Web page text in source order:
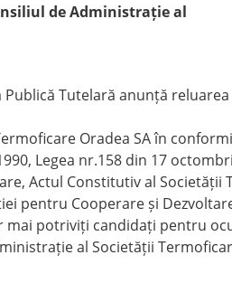
de Administrație al
Tutelară anunță
Oradea SA în
Legea nr.158 din 17
Actul Constitutiv al Societății
pentru Cooperare și
mai potriviți candidați pentru
al Societății